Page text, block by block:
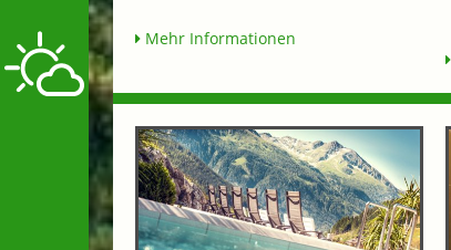
Mehr Informationen